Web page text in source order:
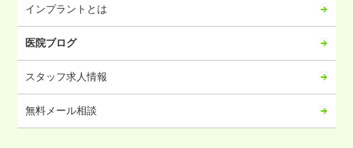
2023年03月
2023年02月
2022年12月
インプラントとは
医院ブログ
スタッフ求人情報
無料メール相談